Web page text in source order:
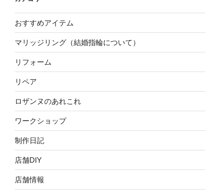
おすすめアイテム
マリッジリング（結婚指輪について）
リフォーム
リペア
ロザンヌのあれこれ
ワークショップ
制作日記
店舗DIY
店舗情報